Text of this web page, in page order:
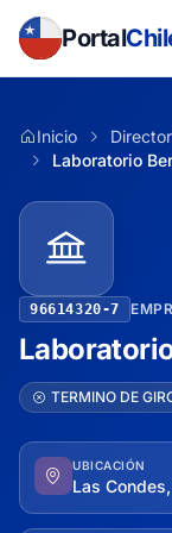
Portal
Inicio
Laboratorio
96614320-7
TERMINO DE
UBICACIÓN
Las